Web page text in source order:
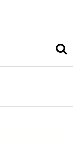
Szukaj